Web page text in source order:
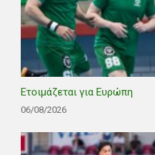
Ετοιμάζεται για Ευρώπη
06/08/2026